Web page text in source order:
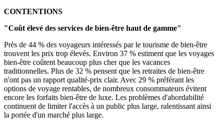
CONTENTIONS
"Coût élevé des services de bien-être haut de gamme"
Près de 44 % des voyageurs intéressés par le tourisme de bien-être
trouvent les prix trop élevés. Environ 37 % estiment que les voyages
bien-être coûtent beaucoup plus cher que les vacances
traditionnelles. Plus de 32 % pensent que les retraites de bien-être
n'ont pas un rapport qualité-prix clair. Avec 29 % préférant les
options de voyage rentables, de nombreux consommateurs évitent
encore les forfaits bien-être de luxe. Les problèmes d'abordabilité
continuent de limiter l'accès à un public plus large, ralentissant ainsi
la portée d'un marché plus large.